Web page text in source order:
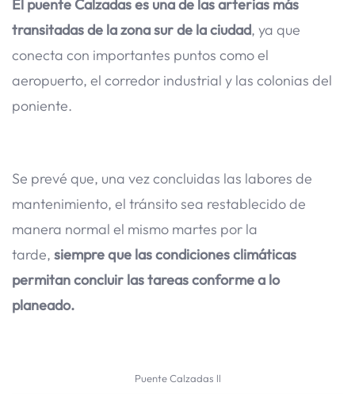
El puente Calzadas es una de las arterias más
transitadas de la zona sur de la ciudad, ya que
conecta con importantes puntos como el
aeropuerto, el corredor industrial y las colonias del
poniente.
Se prevé que, una vez concluidas las labores de
mantenimiento, el tránsito sea restablecido de
manera normal el mismo martes por la
tarde, siempre que las condiciones climáticas
permitan concluir las tareas conforme a lo
planeado.
Puente Calzadas ll